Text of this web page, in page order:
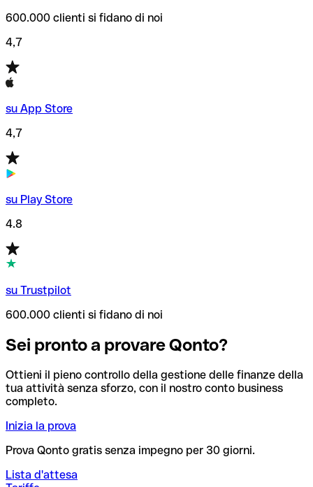
600.000 clienti si fidano di noi
4,7
su App Store
4,7
su Play Store
4.8
su Trustpilot
600.000 clienti si fidano di noi
Sei pronto a provare Qonto?
Ottieni il pieno controllo della gestione delle finanze della
tua attività senza sforzo, con il nostro conto business
completo.
Inizia la prova
Prova Qonto gratis senza impegno per 30 giorni.
Lista d'attesa